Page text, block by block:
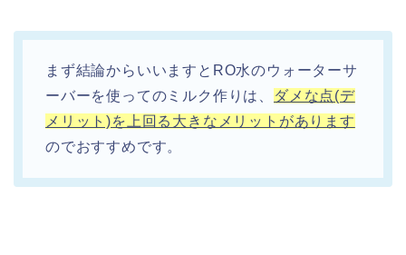
まず結論からいいますとRO水のウォーターサ
ーバーを使ってのミルク作りは、
ダメな点(デ
メリット)を上回る大きなメリットがあります
のでおすすめです。